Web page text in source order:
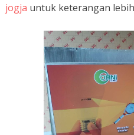
jogja untuk keterangan